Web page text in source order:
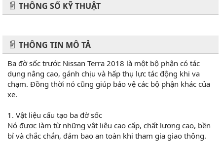
THÔNG SỐ KỸ THUẬT
THÔNG TIN MÔ TẢ
Ba đờ sốc trước Nissan Terra 2018 là một bộ phận có tác
dụng nâng cao, gánh chịu và hấp thụ lực tác động khi va
chạm. Đồng thời nó cũng giúp bảo vệ các bộ phận khác của
xe.
1. Vật liệu cấu tạo ba đờ sốc
Nó được làm từ những vật liệu cao cấp, chất lượng cao, bền
bỉ và chắc chắn, đảm bao an toàn khi tham gia giao thông.